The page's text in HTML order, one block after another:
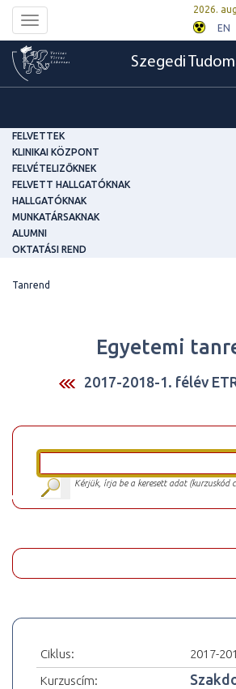
Toggle
navigation
2026.
EN
Szegedi
FELVETTEK
KLINIKAI KÖZPONT
FELVÉTELIZŐKNEK
FELVETT HALLGATÓKNAK
HALLGATÓKNAK
MUNKATÁRSAKNAK
ALUMNI
OKTATÁSI REND
Tanrend
Egyetemi
2017-2018-1. félév
Kérjük, írja be a keresett adat (kurzuskód
Ciklus:
2017-
Kurzuscím: